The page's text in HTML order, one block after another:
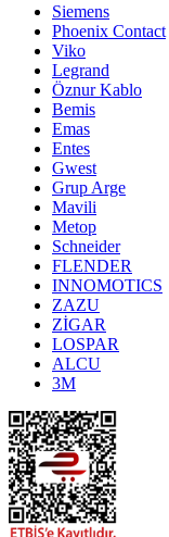
Siemens
Phoenix Contact
Viko
Legrand
Öznur Kablo
Bemis
Emas
Entes
Gwest
Grup Arge
Mavili
Metop
Schneider
FLENDER
INNOMOTICS
ZAZU
ZİGAR
LOSPAR
ALCU
3M